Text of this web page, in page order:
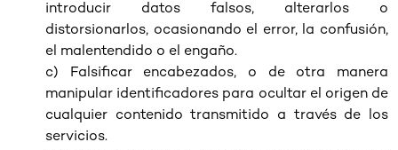
introducir datos falsos, alterarlos o
distorsionarlos, ocasionando el error, la confusión,
el malentendido o el engaño.
c) Falsificar encabezados, o de otra manera
manipular identificadores para ocultar el origen de
cualquier contenido transmitido a través de los
servicios.